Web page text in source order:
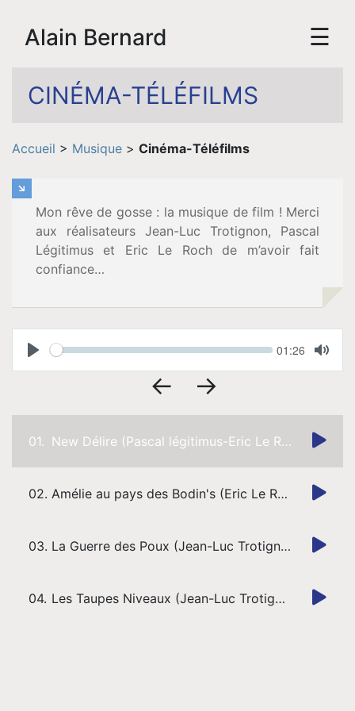
Accueil
Biographie
Vidéos
Tournée
Espace
Pro
Contact
Alain Bernard ☰
CINÉMA-TÉLÉFILMS
Accueil > Musique > Cinéma-Téléfilms
Mon rêve de gosse : la musique de film ! Merci
aux réalisateurs Jean-Luc Trotignon, Pascal
Légitimus et Eric Le Roch de m’avoir fait
confiance…
Play
Seek Current
01:26
Mute
← →
01. New Délire (Pascal légitimus-Eric Le Roch)
02. Amélie au pays des Bodin's (Eric Le Roch)
03. La Guerre des Poux (Jean-Luc Trotignon)
04. Les Taupes Niveaux (Jean-Luc Trotignon)